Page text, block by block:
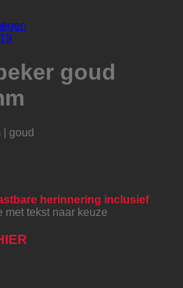
goud
| goud
herinnering inclusief
met tekst naar keuze